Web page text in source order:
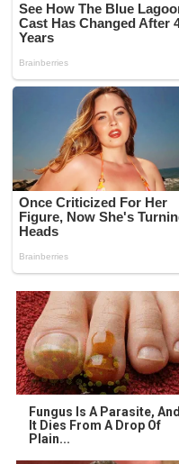
Fungus Is A Parasite, And
It Dies From A Drop Of
Plain...